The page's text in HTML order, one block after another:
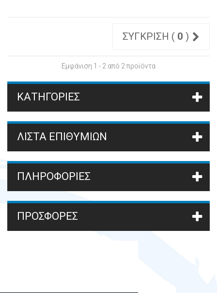
ΣΎΓΚΡΙΣΗ ( 0 )
Εμφάνιση 1 - 2 από 2 προϊόντα
ΚΑΤΗΓΟΡΊΕΣ
ΛΊΣΤΑ ΕΠΙΘΥΜΙΏΝ
ΠΛΗΡΟΦΟΡΙΕΣ
ΠΡΟΣΦΟΡΈΣ